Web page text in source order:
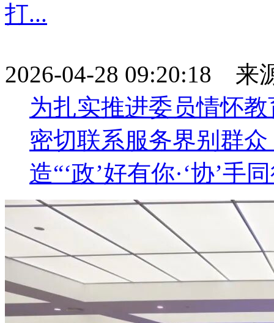
打...
2026-04-28 09:20:18 来
为扎实推进委员情怀
密切联系服务界别群
造“‘政’好有你·‘协’手